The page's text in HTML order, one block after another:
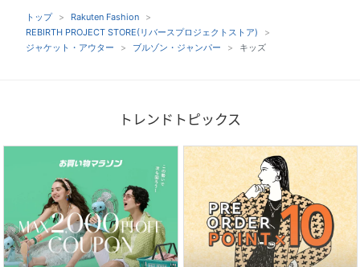
トップ
Rakuten Fashion
REBIRTH PROJECT STORE(リバースプロジェクトストア)
ジャケット・アウター
ブルゾン・ジャンパー キッズ
トレンドトピックス